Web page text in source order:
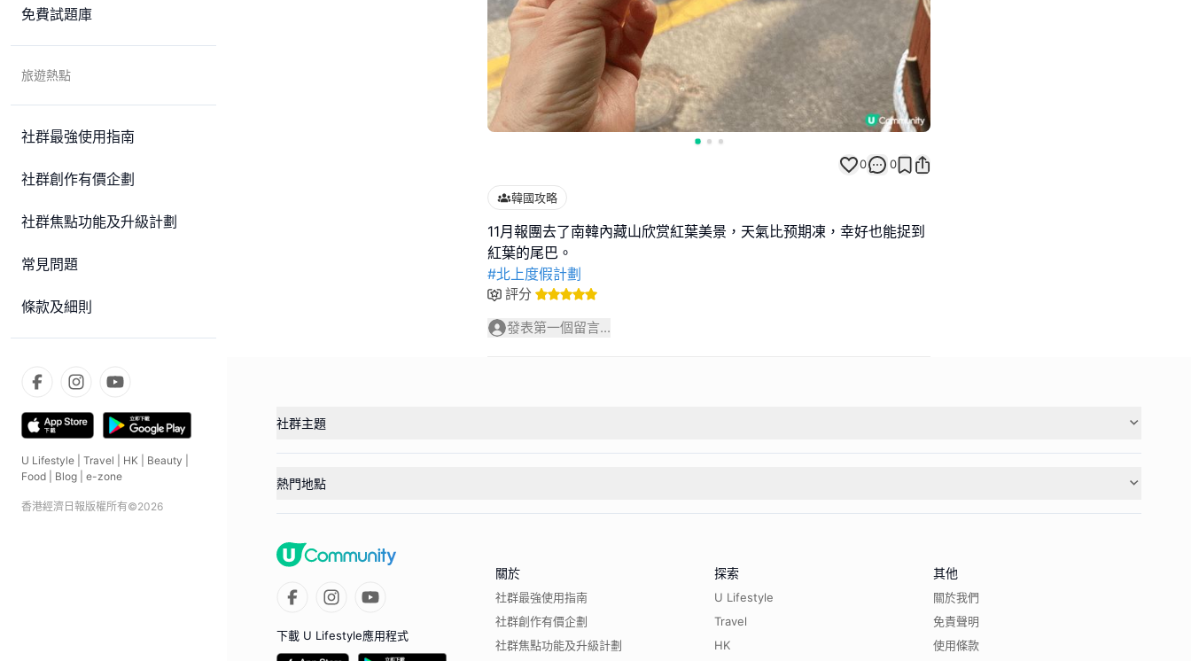
免費試題庫
旅遊熱點
社群最強使用指南
社群創作有價企劃
社群焦點功能及升級計劃
常見問題
條款及細則
U Lifestyle Travel HK Beauty
Food
Blog e-zone
香港經濟日報版權所有©2026
0 0
韓國攻略
11月報團去了南韓內藏山欣赏紅葉美景，天氣比预期凍，幸好也能捉到
#北上度假計劃
評分
發表第一個留言...
社群主題
熱門地點
下載 U Lifestyle應用程式
關於
社群最強使用指南
社群創作有價企劃
社群焦點功能及升級計劃
探索
U Lifestyle
Travel
HK
其他
關於我們
免責聲明
使用條款